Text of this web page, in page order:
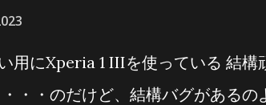
ーでーー??? Xamainでは
用を使い分けていたのに これはと
オブジェクトの下にはまだま
用にXperia 1 IIIを使っている 結構
・・のだけど、結構バグがある